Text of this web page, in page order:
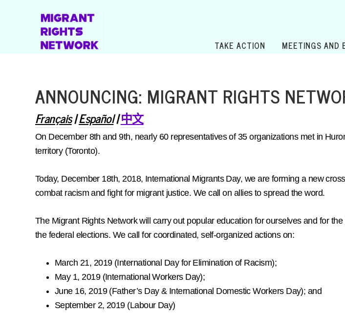
TAKE ACTION MEETINGS AND
ANNOUNCING: MIGRANT RIGHTS
Français|Español|中文
On December 8th and 9th, nearly 60 representatives of 35 organizations met in
territory (Toronto).
Today, December 18th, 2018, International Migrants Day, we are forming a new
combat racism and fight for migrant justice. We call on allies to spread the word.
The Migrant Rights Network will carry out popular education for ourselves and for
the federal elections. We call for coordinated, self-organized actions on:
March 21, 2019 (International Day for Elimination of Racism);
May 1, 2019 (International Workers Day);
June 16, 2019 (Father’s Day & International Domestic Workers Day); and
September 2, 2019 (Labour Day)